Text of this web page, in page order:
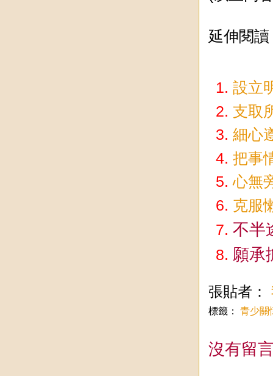
延伸閱讀
設立
支取
細心
把事
心無
克服
不半
願承
張貼者：
標籤： 青少關
沒有留